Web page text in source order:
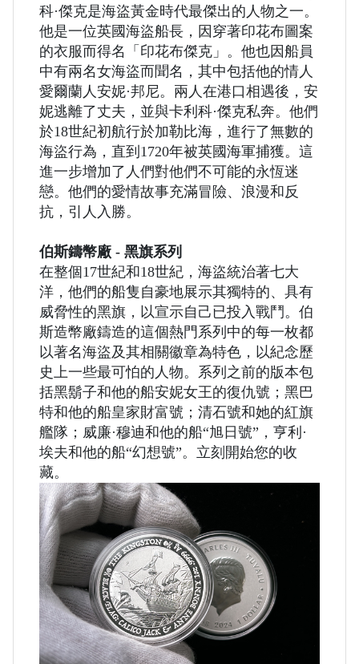
科·傑克是海盜黃金時代最傑出的人物之一。
他是一位英國海盜船長，因穿著印花布圖案
的衣服而得名「印花布傑克」。他也因船員
中有兩名女海盜而聞名，其中包括他的情人
愛爾蘭人安妮·邦尼。兩人在港口相遇後，安
妮逃離了丈夫，並與卡利科·傑克私奔。他們
於18世紀初航行於加勒比海，進行了無數的
海盜行為，直到1720年被英國海軍捕獲。這
進一步增加了人們對他們不可能的永恆迷
戀。他們的愛情故事充滿冒險、浪漫和反
抗，引人入勝。
伯斯鑄幣廠 - 黑旗系列
在整個17世紀和18世紀，海盜統治著七大
洋，他們的船隻自豪地展示其獨特的、具有
威脅性的黑旗，以宣示自己已投入戰鬥。伯
斯造幣廠鑄造的這個熱門系列中的每一枚都
以著名海盜及其相關徽章為特色，以紀念歷
史上一些最可怕的人物。系列之前的版本包
括黑鬍子和他的船安妮女王的復仇號；黑巴
特和他的船皇家財富號；清石號和她的紅旗
艦隊；威廉·穆迪和他的船“旭日號”，亨利·
埃夫和他的船“幻想號”。立刻開始您的收
藏。